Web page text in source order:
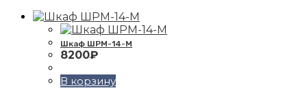
Шкаф ШРМ-14-М
8200₽
В корзину